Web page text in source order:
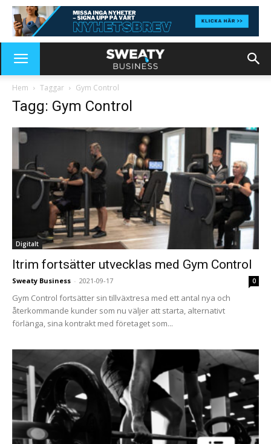
Hem Taggar Gym Control
Tagg: Gym Control
Digitalt
Itrim fortsätter utvecklas med Gym Control
Sweaty Business - 2021-09-17 0
Gym Control fortsätter sin tillväxtresa med ett antal nya och
återkommande kunder som nu väljer att starta, alternativt
förlänga, sina kontrakt med företaget som...